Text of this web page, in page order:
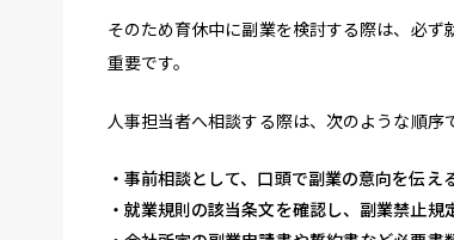
そのため育休中に副業を検討する際は、必
重要です。
人事担当者へ相談する際は、次のような順序
事前相談として、口頭で副業の意向を伝え
就業規則の該当条文を確認し、副業禁止規